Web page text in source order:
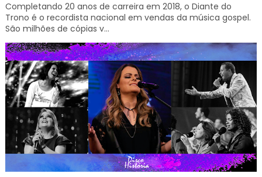
Completando 20 anos de carreira em 2018, o Diante do
Trono é o recordista nacional em vendas da música gospel.
São milhões de cópias v...